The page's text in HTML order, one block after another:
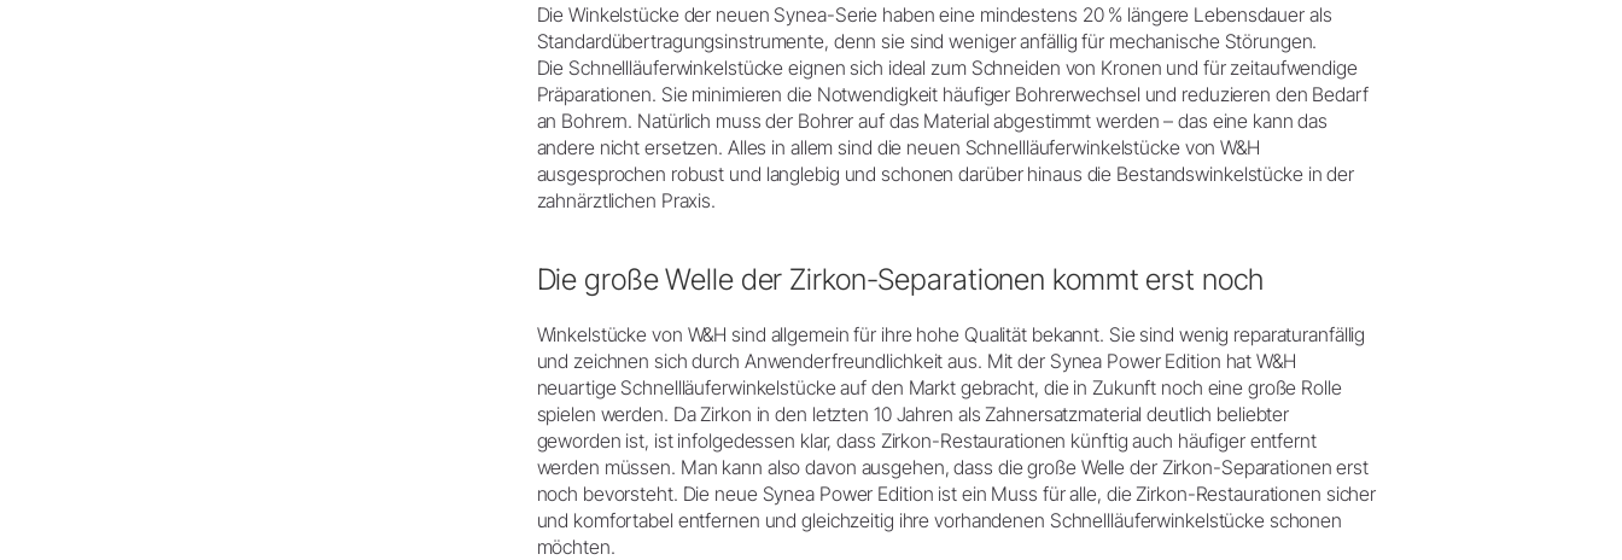
Die Winkelstücke der neuen Synea-Serie haben eine mindestens 20 % längere Lebensdauer als
Standardübertragungsinstrumente, denn sie sind weniger anfällig für mechanische Störungen.
Die Schnellläuferwinkelstücke eignen sich ideal zum Schneiden von Kronen und für zeitaufwendige
Präparationen. Sie minimieren die Notwendigkeit häufiger Bohrerwechsel und reduzieren den Bedarf
an Bohrern. Natürlich muss der Bohrer auf das Material abgestimmt werden – das eine kann das
andere nicht ersetzen. Alles in allem sind die neuen Schnellläuferwinkelstücke von W&H
ausgesprochen robust und langlebig und schonen darüber hinaus die Bestandswinkelstücke in der
zahnärztlichen Praxis.
Die große Welle der Zirkon-Separationen kommt erst noch
Winkelstücke von W&H sind allgemein für ihre hohe Qualität bekannt. Sie sind wenig reparaturanfällig
und zeichnen sich durch Anwenderfreundlichkeit aus. Mit der Synea Power Edition hat W&H
neuartige Schnellläuferwinkelstücke auf den Markt gebracht, die in Zukunft noch eine große Rolle
spielen werden. Da Zirkon in den letzten 10 Jahren als Zahnersatzmaterial deutlich beliebter
geworden ist, ist infolgedessen klar, dass Zirkon-Restaurationen künftig auch häufiger entfernt
werden müssen. Man kann also davon ausgehen, dass die große Welle der Zirkon-Separationen erst
noch bevorsteht. Die neue Synea Power Edition ist ein Muss für alle, die Zirkon-Restaurationen sicher
und komfortabel entfernen und gleichzeitig ihre vorhandenen Schnellläuferwinkelstücke schonen
möchten.